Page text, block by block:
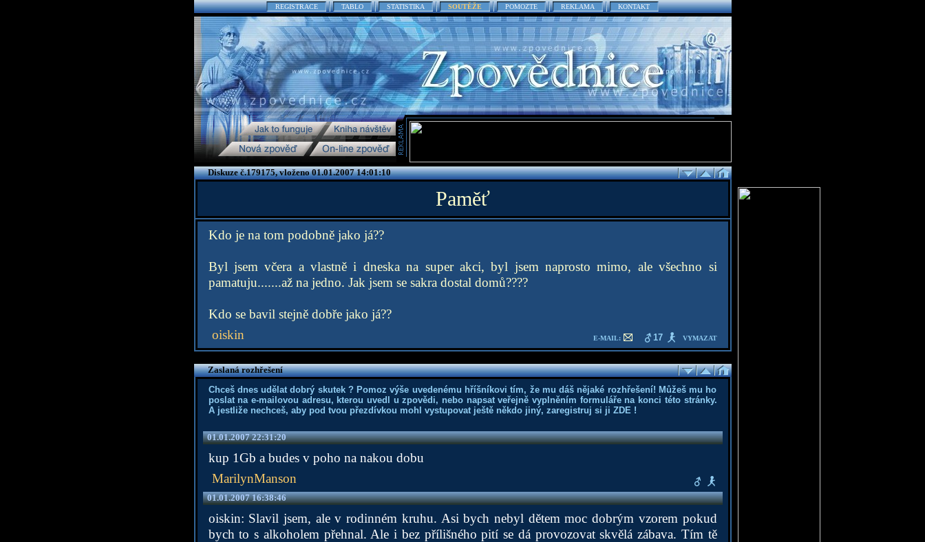
REGISTRACE TABLO STATISTIKA SOUTĚŽE POMOZTE REKLAMA KONTAKT
Diskuze č.179175, vloženo 01.01.2007 14:01:10
Paměť
Kdo je na tom podobně jako já??
Byl jsem včera a vlastně i dneska na super akci, byl jsem naprosto mimo, ale všechno si
pamatuju.......až na jedno. Jak jsem se sakra dostal domů????
Kdo se bavil stejně dobře jako já??
oiskin
E-MAIL: 17 VYMAZAT
Zaslaná rozhřešení
Chceš dnes udělat dobrý skutek ? Pomoz výše uvedenému hříšníkovi tím, že mu dáš nějaké rozhřešení! Můžeš mu ho
poslat na e-mailovou adresu, kterou uvedl u zpovědi, nebo napsat veřejně vyplněním formuláře na konci této stránky.
A jestliže nechceš, aby pod tvou přezdívkou mohl vystupovat ještě někdo jiný, zaregistruj si ji ZDE!
01.01.2007 22:31:20
kup 1Gb a budes v poho na nakou dobu
MarilynManson
01.01.2007 16:38:46
oiskin: Slavil jsem, ale v rodinném kruhu. Asi bych nebyl dětem moc dobrým vzorem pokud
bych to s alkoholem přehnal. Ale i bez přílišného pití se dá provozovat skvělá zábava. Tím tě